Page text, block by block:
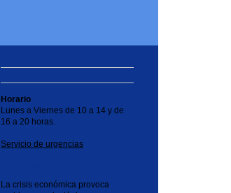
Horario
Lunes a Viernes de 10 a 14 y de
16 a 20 horas.
Servicio de urgencias
La crisis económica provoca